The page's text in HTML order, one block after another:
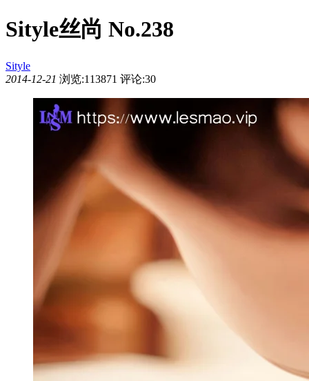
Sityle丝尚 No.238
Sityle
2014-12-21 浏览:113871 评论:30